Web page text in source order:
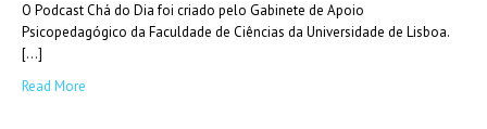
O Podcast Chá do Dia foi criado pelo Gabinete de Apoio
Psicopedagógico da Faculdade de Ciências da Universidade de Lisboa.
[…]
Read More